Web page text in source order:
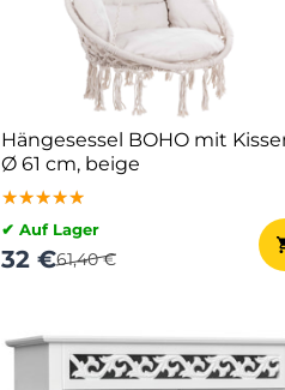
Hängesessel BOHO mit
Ø 61 cm, beige
★★★★★
★★★★★
★★★★★
✔ Auf Lager
32 €61,40 €